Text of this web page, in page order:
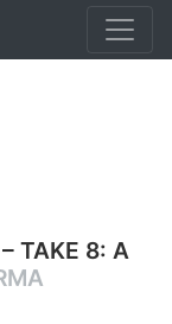
TAKE 8: A